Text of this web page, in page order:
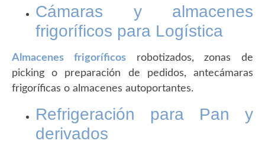
Cámaras y almacenes
frigoríficos para Logística
Almacenes frigoríficosrobotizados, zonas de
picking o preparación de pedidos, antecámaras
frigoríficas o almacenes autoportantes.
Refrigeración para Pan y
derivados